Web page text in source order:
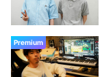
Premium